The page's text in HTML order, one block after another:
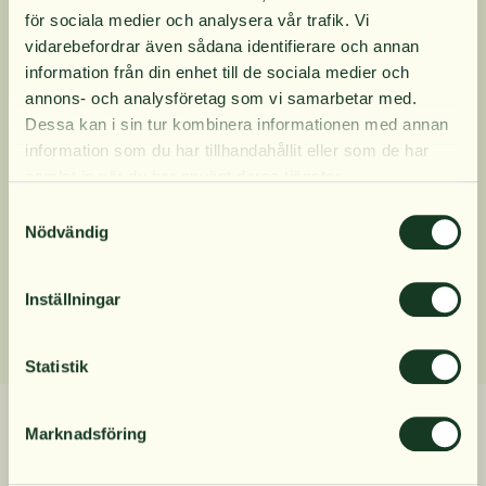
för sociala medier och analysera vår trafik. Vi
vidarebefordrar även sådana identifierare och annan
information från din enhet till de sociala medier och
annons- och analysföretag som vi samarbetar med.
Dessa kan i sin tur kombinera informationen med annan
information som du har tillhandahållit eller som de har
Nödvändig
Inställningar
Statistik
Marknadsföring
ingredienser, undviker man risken för att barnet
ska drabbas av järnförgiftning.
Produktinformation
Dosering
10% rabatt på
din första order
våra nyheter.
läs mer här
. Genom att även fylla i telefonnumret
samtycker du till att ta emot marknadsförings-SMS
endast privatpersoner och nya prenumeranter.